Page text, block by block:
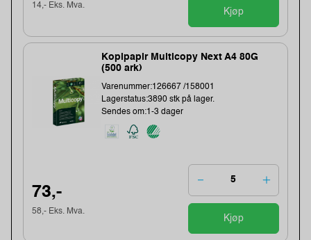
14,- Eks. Mva.
Kjøp
Kopipapir Multicopy Next A4 80G
(500 ark)
Varenummer:126667 /158001
Lagerstatus:3890 stk på lager.
Sendes om:1-3 dager
73,-
58,- Eks. Mva.
Kjøp